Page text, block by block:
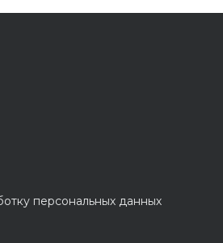
персональных данных